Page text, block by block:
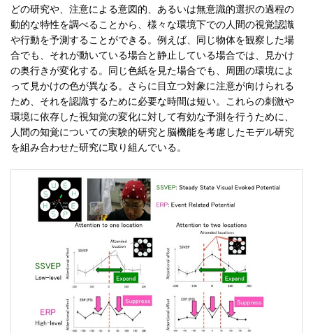
どの研究や、注意による意図的、あるいは無意識的選択の過程の
動的な特性を調べることから、様々な環境下での人間の視覚認識
や行動を予測することができる。例えば、同じ物体を観察した場
合でも、それが動いている場合と静止している場合では、見かけ
の奥行きが変化する。同じ色紙を見た場合でも、周囲の環境によ
って見かけの色が異なる。さらに目立つ対象に注意が向けられる
ため、それを認識するために必要な時間は短い。これらの刺激や
環境に依存した視知覚の変化に対して有効な予測を行うために、
人間の知覚についての実験的研究と脳機能を考慮したモデル研究
を組み合わせた研究に取り組んでいる。